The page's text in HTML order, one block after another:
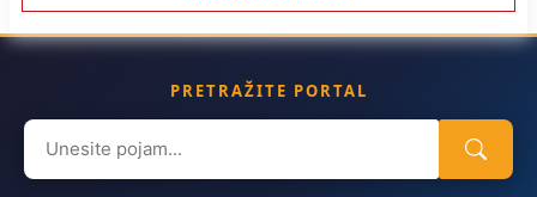
PRETRAŽITE PORTAL
Search
for: